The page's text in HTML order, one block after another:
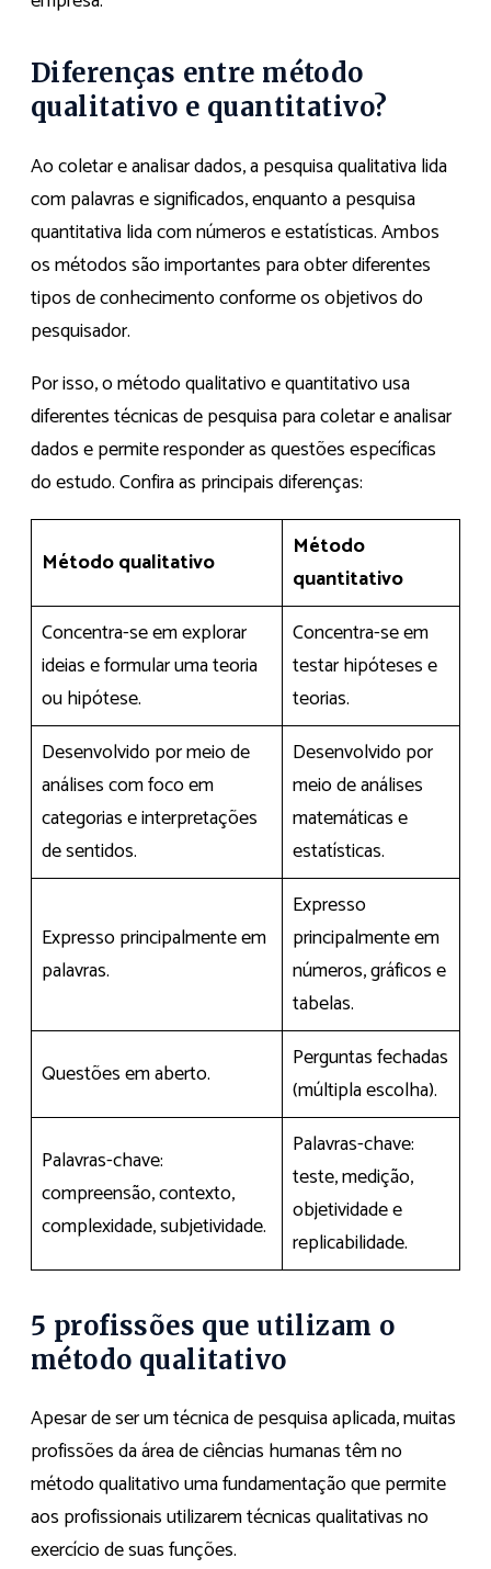
Diferenças entre método
qualitativo e quantitativo?
Ao coletar e analisar dados, a pesquisa qualitativa lida
com palavras e significados, enquanto a pesquisa
quantitativa lida com números e estatísticas. Ambos
os métodos são importantes para obter diferentes
tipos de conhecimento conforme os objetivos do
pesquisador.
Por isso, o método qualitativo e quantitativo usa
diferentes técnicas de pesquisa para coletar e analisar
dados e permite responder as questões específicas
do estudo. Confira as principais diferenças:
Método qualitativo
Método
quantitativo
Concentra-se em explorar
ideias e formular uma teoria
ou hipótese.
Concentra-se em
testar hipóteses e
teorias.
Desenvolvido por meio de
análises com foco em
categorias e interpretações
de sentidos.
Desenvolvido por
meio de análises
matemáticas e
estatísticas.
Expresso principalmente em
palavras.
Expresso
principalmente em
números, gráficos e
tabelas.
Questões em aberto.
Perguntas fechadas
(múltipla escolha).
Palavras-chave:
compreensão, contexto,
complexidade, subjetividade.
Palavras-chave:
teste, medição,
objetividade e
replicabilidade.
5 profissões que utilizam o
método qualitativo
Apesar de ser um técnica de pesquisa aplicada, muitas
profissões da área de ciências humanas têm no
método qualitativo uma fundamentação que permite
aos profissionais utilizarem técnicas qualitativas no
exercício de suas funções.